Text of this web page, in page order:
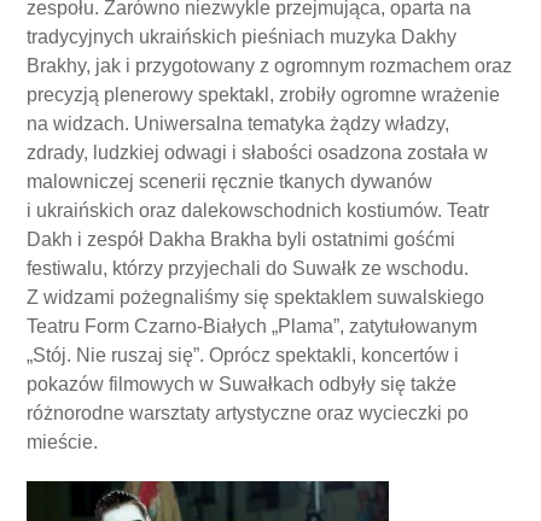
zespołu. Zarówno niezwykle przejmująca, oparta na
tradycyjnych ukraińskich pieśniach muzyka Dakhy
Brakhy, jak i przygotowany z ogromnym rozmachem oraz
precyzją plenerowy spektakl, zrobiły ogromne wrażenie
na widzach. Uniwersalna tematyka żądzy władzy,
zdrady, ludzkiej odwagi i słabości osadzona została w
malowniczej scenerii ręcznie tkanych dywanów
i ukraińskich oraz dalekowschodnich kostiumów. Teatr
Dakh i zespół Dakha Brakha byli ostatnimi gośćmi
festiwalu, którzy przyjechali do Suwałk ze wschodu.
Z widzami pożegnaliśmy się spektaklem suwalskiego
Teatru Form Czarno-Białych „Plama”, zatytułowanym
„Stój. Nie ruszaj się”. Oprócz spektakli, koncertów i
pokazów filmowych w Suwałkach odbyły się także
różnorodne warsztaty artystyczne oraz wycieczki po
mieście.